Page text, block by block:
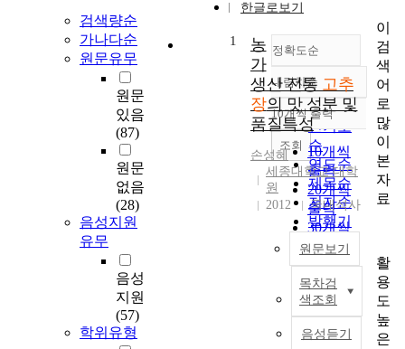
검색량순
가나다순
원문유무
원문
있음
(87)
원문
없음
(28)
음성지원
유무
음성
지원
(57)
학위유형
한글로보기
정확도순
정확도
순
인기도
순
연도순
제목순
저자순
발행기
관순
내림차순
내림차순
10개씩 출력
10개씩
출력
20개씩
출력
30개씩
출력
50개씩
출력
100개씩
조회
1
농
가
생산 전통 고추
장의 맛 성분 및
품질특성
손성혜
세종대학교 대학
원
2012
국내석사
원문보기
목차검
색조회
음성듣기
이
검
색
어
로
많
이
본
자
료
활
용
도
높
은